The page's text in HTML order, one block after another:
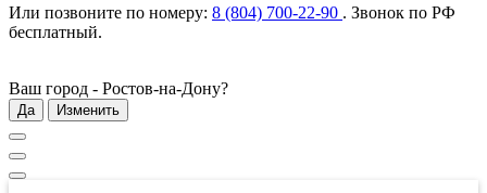
Или позвоните по номеру: 8 (804) 700-22-90 . Звонок по РФ
бесплатный.
Ваш город - Ростов-на-Дону?
Да Изменить